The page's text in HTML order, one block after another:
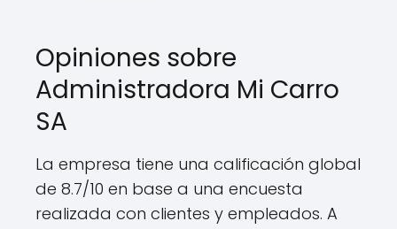
Opiniones sobre
Administradora Mi Carro
SA
La empresa tiene una calificación global
de 8.7/10 en base a una encuesta
realizada con clientes y empleados. A